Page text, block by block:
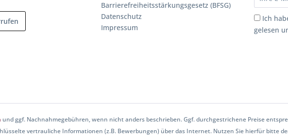
Barrierefreiheitsstärkungsgesetz (BFSG)
Datenschutz
Impressum
Ich
gelesen
und ggf. Nachnahmegebühren, wenn nicht anders beschrieben. Ggf. durchgestrichene Preise
vertrauliche Informationen (z.B. Bewerbungen) über das Internet. Nutzen Sie hierfür bitte